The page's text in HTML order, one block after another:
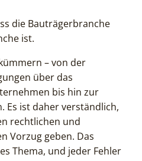
die Bauträgerbranche
ist.
– von der
über das
bis hin zur
Es ist daher verständlich,
rechtlichen und
Vorzug geben. Das
Thema, und jeder Fehler